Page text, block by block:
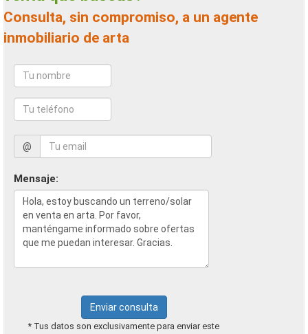
Consulta, sin compromiso, a un agente
inmobiliario de arta
@
Mensaje:
Enviar consulta
* Tus datos son exclusivamente para enviar este